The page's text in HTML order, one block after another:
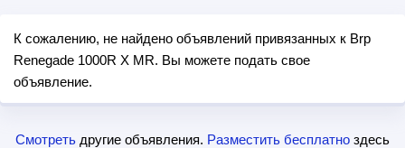
К сожалению, не найдено объявлений привязанных к Brp
Renegade 1000R X MR. Вы можете подать свое
объявление.
Смотреть другие объявления. Разместить бесплатно здесь